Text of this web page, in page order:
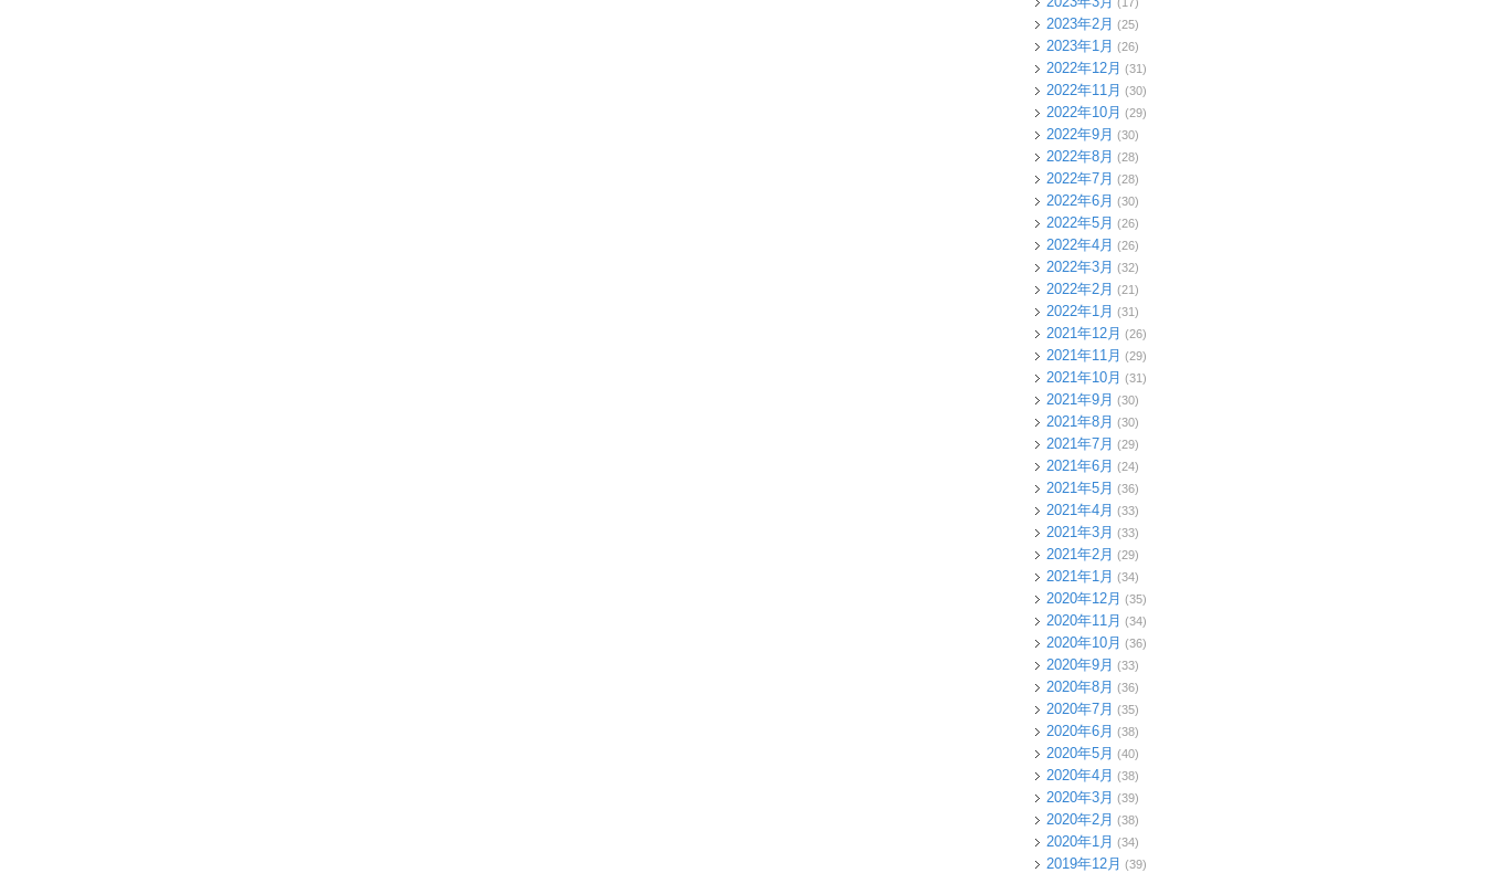
2023年2月 (25)
2023年1月 (26)
2022年12月 (31)
2022年11月 (30)
2022年10月 (29)
2022年9月 (30)
2022年8月 (28)
2022年7月 (28)
2022年6月 (30)
2022年5月 (26)
2022年4月 (26)
2022年3月 (32)
2022年2月 (21)
2022年1月 (31)
2021年12月 (26)
2021年11月 (29)
2021年10月 (31)
2021年9月 (30)
2021年8月 (30)
2021年7月 (29)
2021年6月 (24)
2021年5月 (36)
2021年4月 (33)
2021年3月 (33)
2021年2月 (29)
2021年1月 (34)
2020年12月 (35)
2020年11月 (34)
2020年10月 (36)
2020年9月 (33)
2020年8月 (36)
2020年7月 (35)
2020年6月 (38)
2020年5月 (40)
2020年4月 (38)
2020年3月 (39)
2020年2月 (38)
2020年1月 (34)
2019年12月 (39)